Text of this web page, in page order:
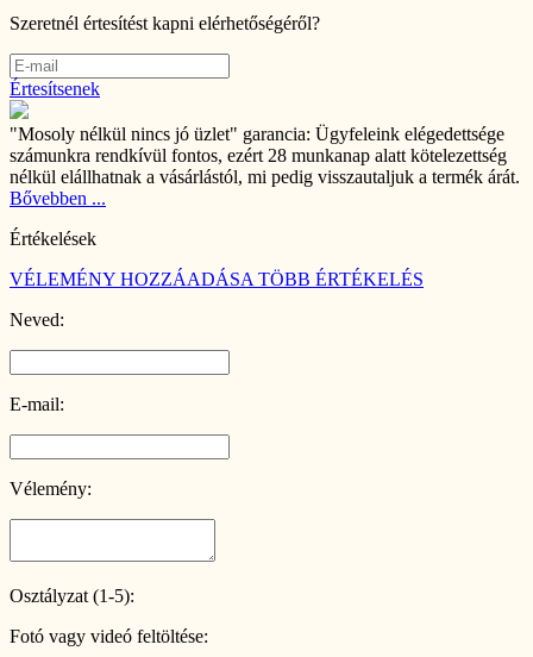
Szeretnél értesítést kapni elérhetőségéről?
Értesítsenek
"Mosoly nélkül nincs jó üzlet" garancia: Ügyfeleink elégedettsége
számunkra rendkívül fontos, ezért 28 munkanap alatt kötelezettség
nélkül elállhatnak a vásárlástól, mi pedig visszautaljuk a termék árát.
Bővebben ...
Értékelések
VÉLEMÉNY HOZZÁADÁSA TÖBB ÉRTÉKELÉS
Neved:
E-mail:
Vélemény:
Osztályzat (1-5):
Fotó vagy videó feltöltése: